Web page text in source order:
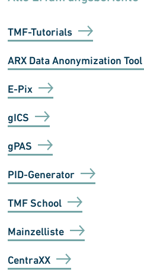
TMF-Tutorials
ARX Data Anonymization Tool
E-Pix
gICS
gPAS
PID-Generator
TMF School
Mainzelliste
CentraXX